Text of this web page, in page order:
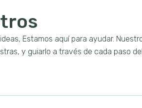
Estamos aquí para ayudar.
y guiarlo a través de cada paso del